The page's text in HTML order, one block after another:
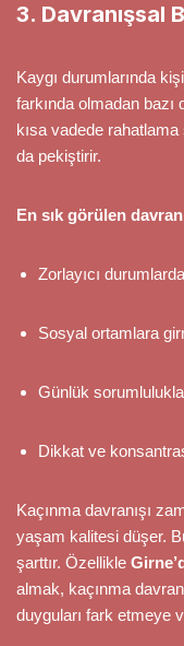
3. Davranışsal
Kaygı durumlarında
farkında olmadan bazı
kısa vadede
da pekiştirir.
En sık görülen
Zorlayıcı
Sosyal ortamlara
Günlük
Dikkat ve
Kaçınma davranışı
yaşam kalitesi düşer.
şarttır. Özellikle
almak, kaçınma
duyguları fark etmeye